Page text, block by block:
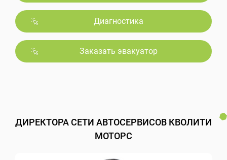
Диагностика
Заказать эвакуатор
ДИРЕКТОРА СЕТИ АВТОСЕРВИСОВ КВОЛИТИ
МОТОРС